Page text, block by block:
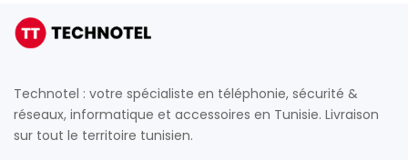
Technotel : votre spécialiste en téléphonie, sécurité &
réseaux, informatique et accessoires en Tunisie. Livraison
sur tout le territoire tunisien.